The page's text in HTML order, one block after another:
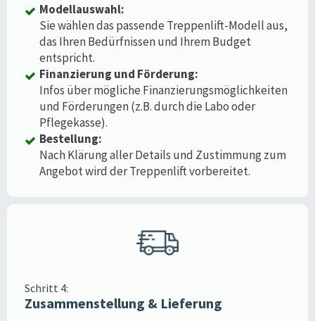
Modellauswahl:
Sie wählen das passende Treppenlift-Modell aus,
das Ihren Bedürfnissen und Ihrem Budget
entspricht.
Finanzierung und Förderung:
Infos über mögliche Finanzierungsmöglichkeiten
und Förderungen (z.B. durch die Labo oder
Pflegekasse).
Bestellung:
Nach Klärung aller Details und Zustimmung zum
Angebot wird der Treppenlift vorbereitet.
Schritt 4:
Zusammenstellung & Lieferung